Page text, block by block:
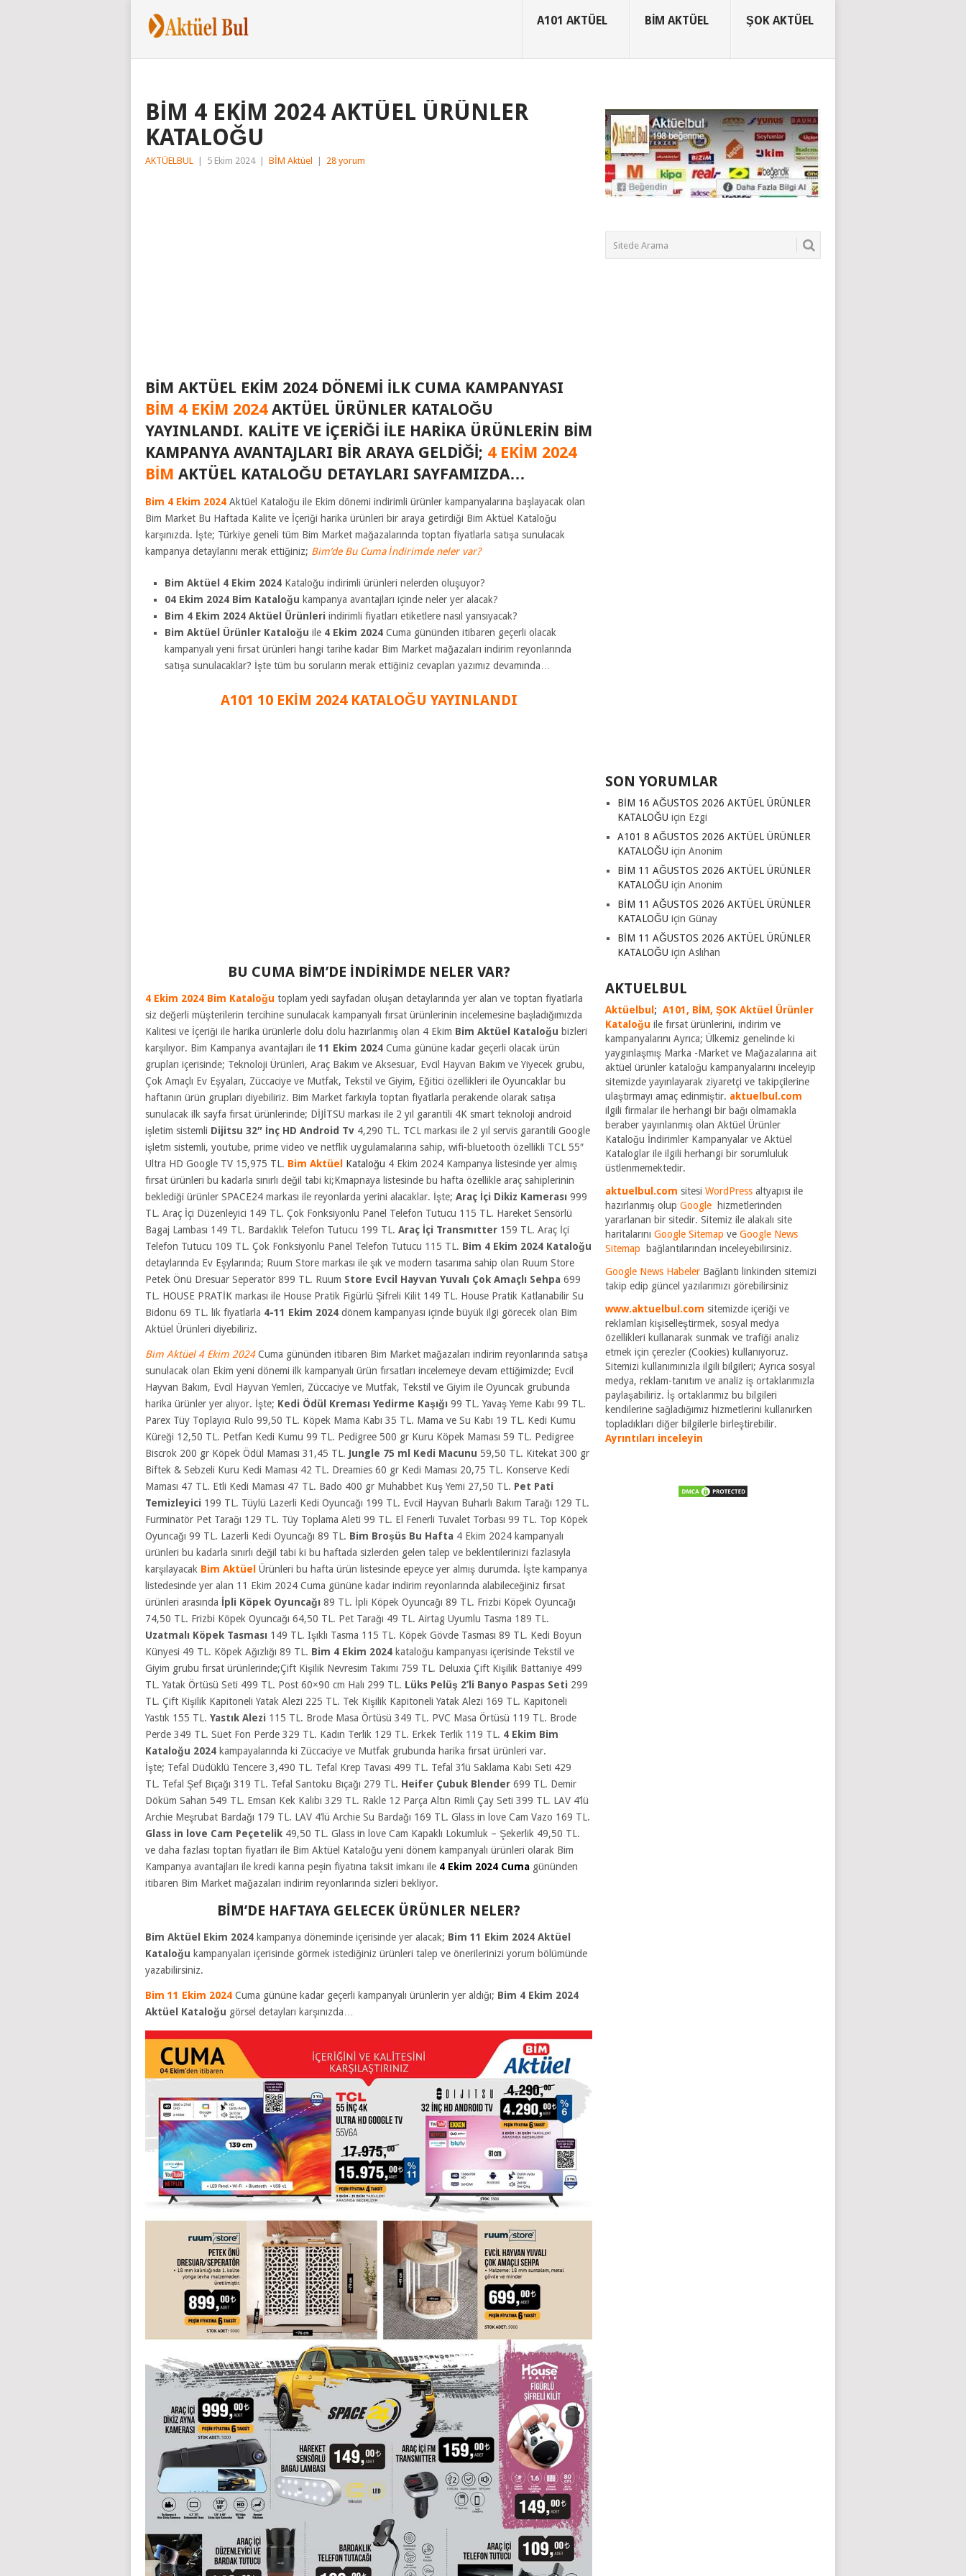
A101 AKTÜEL BIM AKTÜEL ŞOK AKTÜEL
BİM 4 EKİM 2024 AKTÜEL ÜRÜNLER
KATALOĞU
AKTÜELBUL 5 Ekim 2024 BİM Aktüel 28 yorum
BIM AKTÜEL EKIM 2024 DÖNEMI ILK CUMA KAMPANYASI
BIM 4 EKIM 2024AKTÜEL ÜRÜNLER KATALOĞU
YAYINLANDI. KALITE VE İÇERIĞI ILE HARIKA ÜRÜNLERIN BIM
KAMPANYA AVANTAJLARI BIR ARAYA GELDIĞI; 4 EKIM 2024
BIM AKTÜEL KATALOĞU DETAYLARI SAYFAMIZDA…
Bim 4 Ekim 2024 Aktüel Kataloğu ile Ekim dönemi indirimli ürünler kampanyalarına başlayacak olan
Bim Market Bu Haftada Kalite ve İçeriği harika ürünleri bir araya getirdiği Bim Aktüel Kataloğu
karşınızda. İşte; Türkiye geneli tüm Bim Market mağazalarında toptan fiyatlarla satışa sunulacak
kampanya detaylarını merak ettiğiniz; Bim’de Bu Cuma İndirimde neler var?
Bim Aktüel 4 Ekim 2024Kataloğu indirimli ürünleri nelerden oluşuyor?
04 Ekim 2024 Bim Kataloğu kampanya avantajları içinde neler yer alacak?
Bim 4 Ekim 2024 Aktüel Ürünleri indirimli fiyatları etiketlere nasıl yansıyacak?
Bim Aktüel Ürünler Kataloğu ile 4 Ekim 2024Cuma gününden itibaren geçerli olacak
kampanyalı yeni fırsat ürünleri hangi tarihe kadar Bim Market mağazaları indirim reyonlarında
satışa sunulacaklar? İşte tüm bu soruların merak ettiğiniz cevapları yazımız devamında…
A101 10 EKİM 2024 KATALOĞU YAYINLANDI
BU CUMA BİM’DE İNDİRİMDE NELER VAR?
4 Ekim 2024 Bim Kataloğu toplam yedi sayfadan oluşan detaylarında yer alan ve toptan fiyatlarla
siz değerli müşterilerin tercihine sunulacak kampanyalı fırsat ürünlerinin incelemesine başladığımızda
Kalitesi ve İçeriği ile harika ürünlerle dolu dolu hazırlanmış olan 4 Ekim Bim Aktüel Kataloğu bizleri
karşılıyor. Bim Kampanya avantajları ile 11 Ekim 2024 Cuma gününe kadar geçerli olacak ürün
grupları içerisinde; Teknoloji Ürünleri, Araç Bakım ve Aksesuar, Evcil Hayvan Bakım ve Yiyecek grubu,
Çok Amaçlı Ev Eşyaları, Züccaciye ve Mutfak, Tekstil ve Giyim, Eğitici özellikleri ile Oyuncaklar bu
haftanın ürün grupları diyebiliriz. Bim Market farkıyla toptan fiyatlarla perakende olarak satışa
sunulacak ilk sayfa fırsat ürünlerinde; DİJİTSU markası ile 2 yıl garantili 4K smart teknoloji android
işletim sistemli Dijitsu 32″ İnç HD Android Tv 4,290 TL. TCL markası ile 2 yıl servis garantili Google
işletm sistemli, youtube, prime video ve netflik uygulamalarına sahip, wifi-bluetooth özellikli TCL 55″
Ultra HD Google TV 15,975 TL. Bim Aktüel Kataloğu 4 Ekim 2024 Kampanya listesinde yer almış
fırsat ürünleri bu kadarla sınırlı değil tabi ki;Kmapnaya listesinde bu hafta özellikle araç sahiplerinin
beklediği ürünler SPACE24 markası ile reyonlarda yerini alacaklar. İşte; Araç İçi Dikiz Kamerası 999
TL. Araç İçi Düzenleyici 149 TL. Çok Fonksiyonlu Panel Telefon Tutucu 115 TL. Hareket Sensörlü
Bagaj Lambası 149 TL. Bardaklık Telefon Tutucu 199 TL. Araç İçi Transmıtter 159 TL. Araç İçi
Telefon Tutucu 109 TL. Çok Fonksiyonlu Panel Telefon Tutucu 115 TL. Bim 4 Ekim 2024 Kataloğu
detaylarında Ev Eşylarında; Ruum Store markası ile şık ve modern tasarıma sahip olan Ruum Store
Petek Önü Dresuar Seperatör 899 TL. Ruum Store Evcil Hayvan Yuvalı Çok Amaçlı Sehpa 699
TL. HOUSE PRATİK markası ile House Pratik Figürlü Şifreli Kilit 149 TL. House Pratik Katlanabilir Su
Bidonu 69 TL. lik fiyatlarla 4-11 Ekim 2024 dönem kampanyası içinde büyük ilgi görecek olan Bim
Aktüel Ürünleri diyebiliriz.
Bim Aktüel 4 Ekim 2024Cuma gününden itibaren Bim Market mağazaları indirim reyonlarında satışa
sunulacak olan Ekim yeni dönemi ilk kampanyalı ürün fırsatları incelemeye devam ettiğimizde; Evcil
Hayvan Bakım, Evcil Hayvan Yemleri, Züccaciye ve Mutfak, Tekstil ve Giyim ile Oyuncak grubunda
harika ürünler yer alıyor. İşte; Kedi Ödül Kreması Yedirme Kaşığı 99 TL. Yavaş Yeme Kabı 99 TL.
Parex Tüy Toplayıcı Rulo 99,50 TL. Köpek Mama Kabı 35 TL. Mama ve Su Kabı 19 TL. Kedi Kumu
Küreği 12,50 TL. Petfan Kedi Kumu 99 TL. Pedigree 500 gr Kuru Köpek Maması 59 TL. Pedigree
Biscrok 200 gr Köpek Ödül Maması 31,45 TL. Jungle 75 ml Kedi Macunu 59,50 TL. Kitekat 300 gr
Biftek & Sebzeli Kuru Kedi Maması 42 TL. Dreamies 60 gr Kedi Maması 20,75 TL. Konserve Kedi
Maması 47 TL. Etli Kedi Maması 47 TL. Bado 400 gr Muhabbet Kuş Yemi 27,50 TL. Pet Pati
Temizleyici 199 TL. Tüylü Lazerli Kedi Oyuncağı 199 TL. Evcil Hayvan Buharlı Bakım Tarağı 129 TL.
Furminatör Pet Tarağı 129 TL. Tüy Toplama Aleti 99 TL. El Fenerli Tuvalet Torbası 99 TL. Top Köpek
Oyuncağı 99 TL. Lazerli Kedi Oyuncağı 89 TL. Bim Broşüs Bu Hafta 4 Ekim 2024 kampanyalı
ürünleri bu kadarla sınırlı değil tabi ki bu haftada sizlerden gelen talep ve beklentilerinizi fazlasıyla
karşılayacak Bim Aktüel Ürünleri bu hafta ürün listesinde epeyce yer almış durumda. İşte kampanya
listedesinde yer alan 11 Ekim 2024 Cuma gününe kadar indirim reyonlarında alabileceğiniz fırsat
ürünleri arasında İpli Köpek Oyuncağı 89 TL. İpli Köpek Oyuncağı 89 TL. Frizbi Köpek Oyuncağı
74,50 TL. Frizbi Köpek Oyuncağı 64,50 TL. Pet Tarağı 49 TL. Airtag Uyumlu Tasma 189 TL.
Uzatmalı Köpek Tasması 149 TL. Işıklı Tasma 115 TL. Köpek Gövde Tasması 89 TL. Kedi Boyun
Künyesi 49 TL. Köpek Ağızlığı 89 TL. Bim 4 Ekim 2024 kataloğu kampanyası içerisinde Tekstil ve
Giyim grubu fırsat ürünlerinde;Çift Kişilik Nevresim Takımı 759 TL. Deluxia Çift Kişilik Battaniye 499
TL. Yatak Örtüsü Seti 499 TL. Post 60×90 cm Halı 299 TL. Lüks Pelüş 2’li Banyo Paspas Seti 299
TL. Çift Kişilik Kapitoneli Yatak Alezi 225 TL. Tek Kişilik Kapitoneli Yatak Alezi 169 TL. Kapitoneli
Yastık 155 TL. Yastık Alezi 115 TL. Brode Masa Örtüsü 349 TL. PVC Masa Örtüsü 119 TL. Brode
Perde 349 TL. Süet Fon Perde 329 TL. Kadın Terlik 129 TL. Erkek Terlik 119 TL. 4 Ekim Bim
Kataloğu 2024 kampayalarında ki Züccaciye ve Mutfak grubunda harika fırsat ürünleri var.
İşte; Tefal Düdüklü Tencere 3,490 TL. Tefal Krep Tavası 499 TL. Tefal 3’lü Saklama Kabı Seti 429
TL. Tefal Şef Bıçağı 319 TL. Tefal Santoku Bıçağı 279 TL. Heifer Çubuk Blender 699 TL. Demir
Döküm Sahan 549 TL. Emsan Kek Kalıbı 329 TL. Rakle 12 Parça Altın Rimli Çay Seti 399 TL. LAV 4’lü
Archie Meşrubat Bardağı 179 TL. LAV 4’lü Archie Su Bardağı 169 TL. Glass in love Cam Vazo 169 TL.
Glass in love Cam Peçetelik 49,50 TL. Glass in love Cam Kapaklı Lokumluk – Şekerlik 49,50 TL.
ve daha fazlası toptan fiyatları ile Bim Aktüel Kataloğu yeni dönem kampanyalı ürünleri olarak Bim
Kampanya avantajları ile kredi karına peşin fiyatına taksit imkanı ile 4 Ekim 2024 Cuma gününden
itibaren Bim Market mağazaları indirim reyonlarında sizleri bekliyor.
BİM’DE HAFTAYA GELECEK ÜRÜNLER NELER?
Bim Aktüel Ekim 2024 kampanya döneminde içerisinde yer alacak; Bim 11 Ekim 2024 Aktüel
Kataloğu kampanyaları içerisinde görmek istediğiniz ürünleri talep ve önerilerinizi yorum bölümünde
yazabilirsiniz.
Bim 11 Ekim 2024 Cuma gününe kadar geçerli kampanyalı ürünlerin yer aldığı; Bim 4 Ekim 2024
Aktüel Kataloğu görsel detayları karşınızda…
SON YORUMLAR
BİM 16 AĞUSTOS 2026 AKTÜEL ÜRÜNLER
KATALOĞU için Ezgi
A101 8 AĞUSTOS 2026 AKTÜEL ÜRÜNLER
KATALOĞU için Anonim
BİM 11 AĞUSTOS 2026 AKTÜEL ÜRÜNLER
KATALOĞU için Anonim
BİM 11 AĞUSTOS 2026 AKTÜEL ÜRÜNLER
KATALOĞU için Günay
BİM 11 AĞUSTOS 2026 AKTÜEL ÜRÜNLER
KATALOĞU için Aslıhan
AKTUELBUL
Aktüelbul ; A101, BİM, ŞOK Aktüel Ürünler
Kataloğu ile fırsat ürünlerini, indirim ve
kampanyalarını Ayrıca; Ülkemiz genelinde ki
yaygınlaşmış Marka -Market ve Mağazalarına ait
aktüel ürünler kataloğu kampanyalarını inceleyip
sitemizde yayınlayarak ziyaretçi ve takipçilerine
ulaştırmayı amaç edinmiştir. aktuelbul.com
ilgili firmalar ile herhangi bir bağı olmamakla
beraber yayınlanmış olan Aktüel Ürünler
Kataloğu İndirimler Kampanyalar ve Aktüel
Kataloglar ile ilgili herhangi bir sorumluluk
üstlenmemektedir.
aktuelbul.com sitesi WordPress altyapısı ile
hazırlanmış olup Google hizmetlerinden
yararlanan bir sitedir. Sitemiz ile alakalı site
haritalarını Google Sitemap ve Google News
Sitemap
bağlantılarından inceleyebilirsiniz.
Google News Habeler Bağlantı linkinden sitemizi
takip edip güncel yazılarımızı görebilirsiniz
www.aktuelbul.com sitemizde içeriği ve
reklamları kişiselleştirmek, sosyal medya
özellikleri kullanarak sunmak ve trafiği analiz
etmek için çerezler (Cookies) kullanıyoruz.
Sitemizi kullanımınızla ilgili bilgileri; Ayrıca sosyal
medya, reklam-tanıtım ve analiz iş ortaklarımızla
paylaşabiliriz. İş ortaklarımız bu bilgileri
kendilerine sağladığımız hizmetlerini kullanırken
topladıkları diğer bilgilerle birleştirebilir.
Ayrıntıları inceleyin